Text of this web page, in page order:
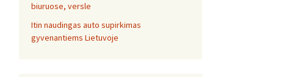
biuruose, versle
Itin naudingas auto supirkimas
gyvenantiems Lietuvoje